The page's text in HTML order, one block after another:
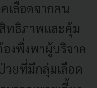
เลือดจากคน
ทธิภาพและคุ้ม
องพึ่งพาผู้บริจาค
ยที่มีกลุ่มเลือด